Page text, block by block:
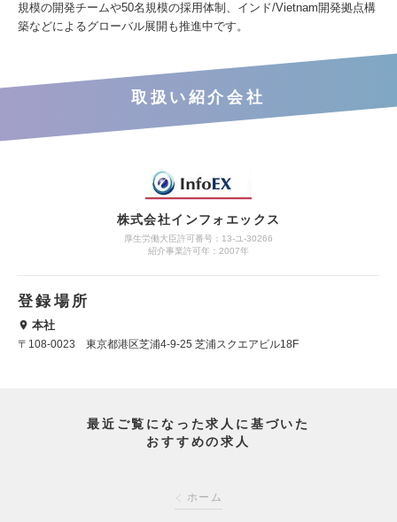
規模の開発チームや50名規模の採用体制、インド/Vietnam開発拠点構
築などによるグローバル展開も推進中です。
取扱い紹介会社
株式会社インフォエックス
厚生労働大臣許可番号：13-ユ-30266
紹介事業許可年：2007年
登録場所
本社
〒108-0023 東京都港区芝浦4-9-25 芝浦スクエアビル18F
最近ご覧になった求人に基づいた
おすすめの求人
ホーム